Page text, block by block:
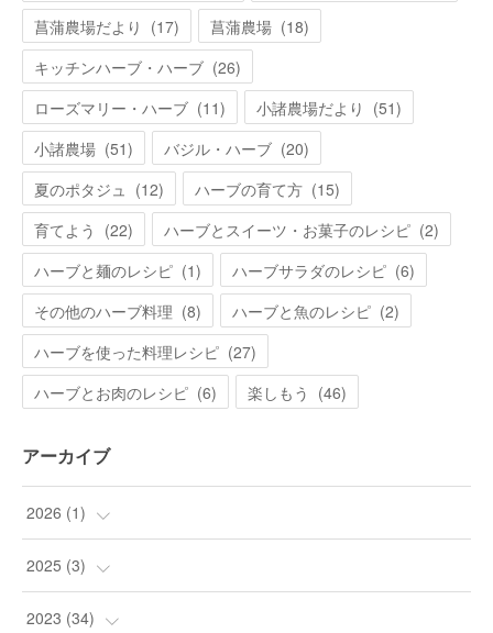
菖蒲農場だより (17) 菖蒲農場 (18)
キッチンハーブ・ハーブ (26)
ローズマリー・ハーブ (11) 小諸農場だより (51)
小諸農場 (51) バジル・ハーブ (20)
夏のポタジュ (12) ハーブの育て方 (15)
育てよう (22) ハーブとスイーツ・お菓子のレシピ (2)
ハーブと麺のレシピ (1) ハーブサラダのレシピ (6)
その他のハーブ料理 (8) ハーブと魚のレシピ (2)
ハーブを使った料理レシピ (27)
ハーブとお肉のレシピ (6) 楽しもう (46)
アーカイブ
2026 (1)
(1
2025 (3)
(3)
2023 (34)